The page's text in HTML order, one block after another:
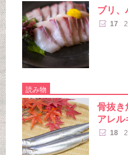
ブリ、
17
読み物
骨抜き
アレル
18